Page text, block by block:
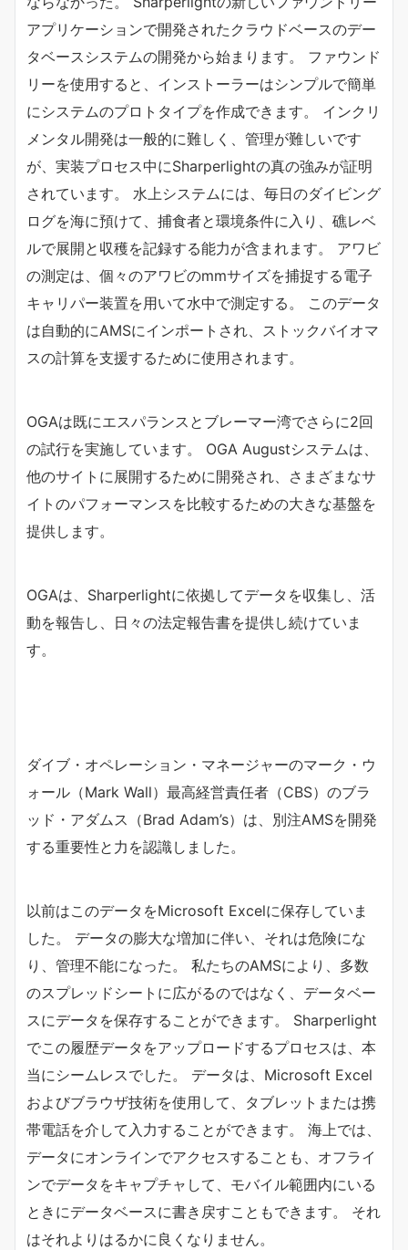
アプリケーションで開発されたクラウドベースのデー
タベースシステムの開発から始まります。 ファウンド
リーを使用すると、インストーラーはシンプルで簡単
にシステムのプロトタイプを作成できます。 インクリ
メンタル開発は一般的に難しく、管理が難しいです
が、実装プロセス中にSharperlightの真の強みが証明
されています。 水上システムには、毎日のダイビング
ログを海に預けて、捕食者と環境条件に入り、礁レベ
ルで展開と収穫を記録する能力が含まれます。 アワビ
の測定は、個々のアワビのmmサイズを捕捉する電子
キャリパー装置を用いて水中で測定する。 このデータ
は自動的にAMSにインポートされ、ストックバイオマ
スの計算を支援するために使用されます。
OGAは既にエスパランスとブレーマー湾でさらに2回
の試行を実施しています。 OGA Augustシステムは、
他のサイトに展開するために開発され、さまざまなサ
イトのパフォーマンスを比較するための大きな基盤を
提供します。
OGAは、Sharperlightに依拠してデータを収集し、活
動を報告し、日々の法定報告書を提供し続けていま
す。
ダイブ・オペレーション・マネージャーのマーク・ウ
ォール（Mark Wall）最高経営責任者（CBS）のブラ
ッド・アダムス（Brad Adam’s）は、別注AMSを開発
する重要性と力を認識しました。
以前はこのデータをMicrosoft Excelに保存していま
した。 データの膨大な増加に伴い、それは危険にな
り、管理不能になった。 私たちのAMSにより、多数
のスプレッドシートに広がるのではなく、データベー
スにデータを保存することができます。 Sharperlight
でこの履歴データをアップロードするプロセスは、本
当にシームレスでした。 データは、Microsoft Excel
およびブラウザ技術を使用して、タブレットまたは携
帯電話を介して入力することができます。 海上では、
データにオンラインでアクセスすることも、オフライ
ンでデータをキャプチャして、モバイル範囲内にいる
ときにデータベースに書き戻すこともできます。 それ
はそれよりはるかに良くなりません。